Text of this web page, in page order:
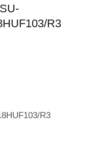
R3
R3